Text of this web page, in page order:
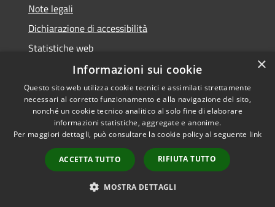
Note legali
Dichiarazione di accessibilità
Statistiche web
Accessibilità
Privacy
Mappa del sito
Copyright © 2026 • Comune di
Buccinasco • Powered by
Municipium•Accesso
redazione
×
Informazioni sui cookie
Questo sito web utilizza cookie tecnici e assimilati strettamente
necessari al corretto funzionamento e alla navigazione del sito,
nonché un cookie tecnico analitico al solo fine di elaborare
informazioni statistiche, aggregate e anonime.
Per maggiori dettagli, può consultare la cookie policy al seguente link
ACCETTA TUTTO RIFIUTA TUTTO
MOSTRA DETTAGLI